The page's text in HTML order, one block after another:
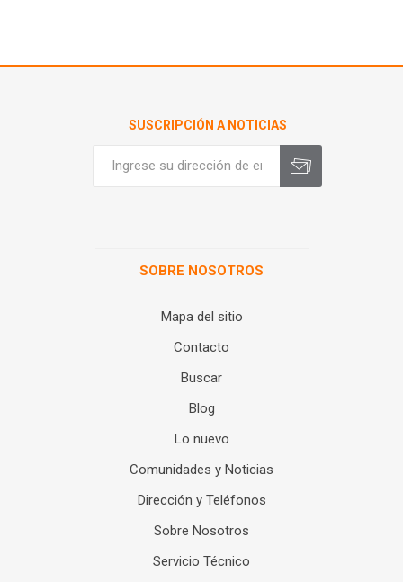
SUSCRIPCIÓN A NOTICIAS
SOBRE NOSOTROS
Mapa del sitio
Contacto
Buscar
Blog
Lo nuevo
Comunidades y Noticias
Dirección y Teléfonos
Sobre Nosotros
Servicio Técnico